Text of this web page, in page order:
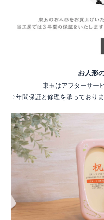
お人形
東玉はアフターサー
3年間保証と修理を承っており